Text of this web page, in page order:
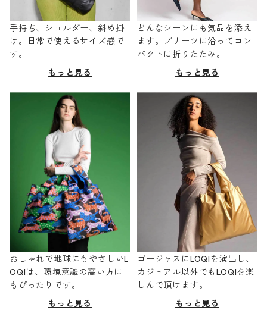
手持ち、ショルダー、斜め掛
け。日常で使えるサイズ感で
す。
もっと見る
どんなシーンにも気品を添え
ます。プリーツに沿ってコン
パクトに折りたたみ。
もっと見る
おしゃれで地球にもやさしいL
OQIは、環境意識の高い方に
もぴったりです。
もっと見る
ゴージャスにLOQIを演出し、
カジュアル以外でもLOQIを楽
しんで頂けます。
もっと見る